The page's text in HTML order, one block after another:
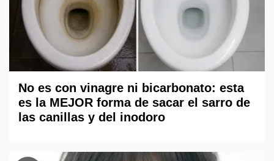
No es con vinagre ni bicarbonato: esta
es la MEJOR forma de sacar el sarro de
las canillas y del inodoro